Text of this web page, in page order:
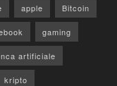
apple Bitcoin
gaming
artificiale
kripto